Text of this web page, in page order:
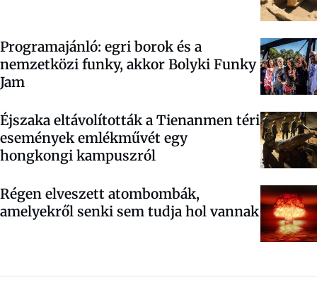
Programajánló: egri borok és a
nemzetközi funky, akkor Bolyki Funky
Jam
Éjszaka eltávolították a Tienanmen téri
események emlékművét egy
hongkongi kampuszról
Régen elveszett atombombák,
amelyekről senki sem tudja hol vannak